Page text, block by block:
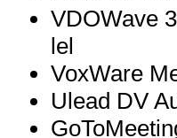
VDOWave
lel
VoxWare
Ulead DV